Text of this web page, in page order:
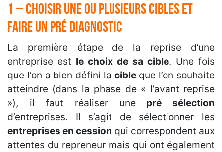
1 – Choisir une ou plusieurs cibles et
faire un pré diagnostic
La première étape de la reprise d’une
entreprise est le choix de sa cible. Une fois
que l’on a bien défini la cibleque l’on souhaite
atteindre (dans la phase de « l’avant reprise
»), il faut réaliser unepré sélection
d’entreprises. Il s’agit de sélectionner les
entreprises en cession qui correspondent aux
attentes du repreneur mais qui ont également